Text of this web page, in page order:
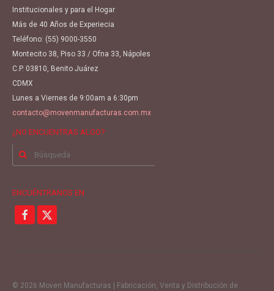
Institucionales y para el Hogar
Más de 40 Años de Experiecia
Teléfono: (55) 9000-3550
Montecito 38, Piso 33 / Ofna 33, Nápoles
C.P. 03810, Benito Juárez
CDMX
Lunes a Viernes de 9:00am a 6:30pm
contacto@movenmanufacturas.com.mx
¿NO ENCUENTRAS ALGO?
Buscar
ENCUÉNTRANOS EN
© 2026 Moven Manufacturas | Fabricación, Venta y Distribución de